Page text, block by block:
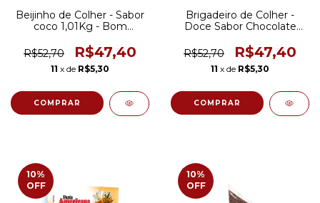
Beijinho de Colher - Sabor
coco 1,01Kg - Bom
R$52,70
R$47,40
11 x de R$5,30
Brigadeiro de Colher -
Doce Sabor Chocolate
R$52,70
R$47,40
11 x de R$5,30
10%
OFF
10%
OFF